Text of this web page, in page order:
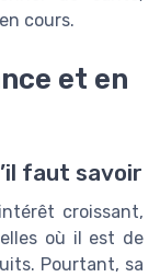
cours.
et en
faut savoir
croissant,
où il est de
Pourtant, sa